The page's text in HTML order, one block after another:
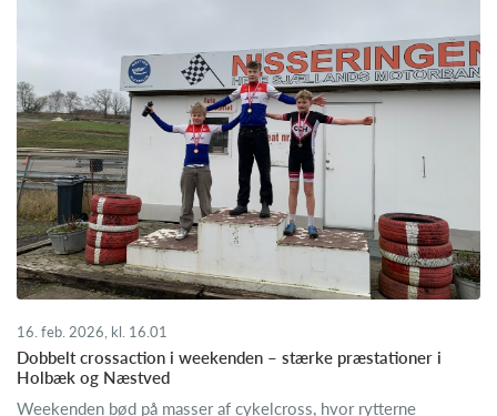
16. feb. 2026, kl. 16.01
Dobbelt crossaction i weekenden – stærke præstationer i
Holbæk og Næstved
Weekenden bød på masser af cykelcross, hvor rytterne